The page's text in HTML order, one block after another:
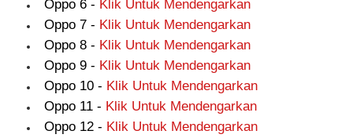
Oppo 6 - Klik Untuk Mendengarkan
Oppo 7 - Klik Untuk Mendengarkan
Oppo 8 - Klik Untuk Mendengarkan
Oppo 9 - Klik Untuk Mendengarkan
Oppo 10 - Klik Untuk Mendengarkan
Oppo 11 - Klik Untuk Mendengarkan
Oppo 12 - Klik Untuk Mendengarkan